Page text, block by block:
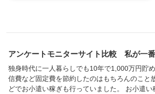
アンケートモニターサイト比較 私が一
独身時代に一人暮らしでも10年で1,000万円貯
信費など固定費を節約したのはもちろんのこと
どでお小遣い稼ぎも行っていました。 お小遣